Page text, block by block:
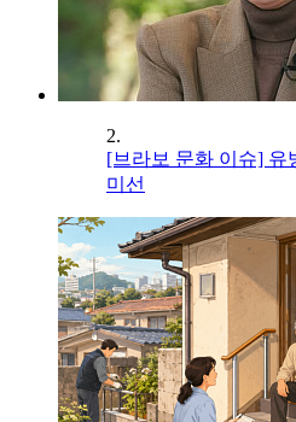
2.
[브라보 문화 이슈] 유
미선